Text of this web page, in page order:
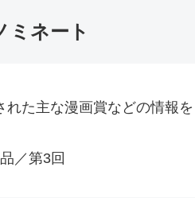
ミネート
た主な漫画賞などの情報
／第3回